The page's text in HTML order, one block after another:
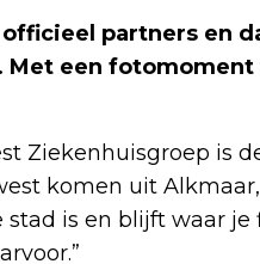
partners en
Met een
Ziekenhuisgroep is
komen uit
is en blijft waar